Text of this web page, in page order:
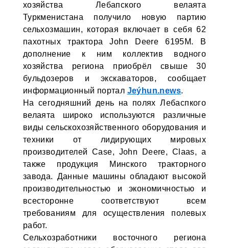
хозяйства Лебапского велаята
Туркменистана получило новую партию
сельхозмашин, которая включает в себя 62
пахотных трактора John Deere 6195M. В
дополнение к ним коллектив водного
хозяйства региона приобрёл свыше 30
бульдозеров и экскаваторов, сообщает
информационный портал Jeýhun.news.
На сегодняшний день на полях Лебаспкого
велаята широко используются различные
виды сельскохозяйственного оборудования и
техники от лидирующих мировых
производителей Case, John Deere, Claas, а
также продукция Минского тракторного
завода. Данные машины обладают высокой
производительностью и экономичностью и
всесторонне соответствуют всем
требованиям для осуществления полевых
работ.
Сельхозработники восточного региона